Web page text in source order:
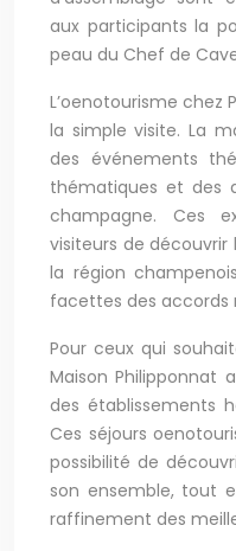
aux participants la
peau du Chef de
L’oenotourisme chez
la simple visite. La
des événements
thématiques et des
champagne. Ces
visiteurs de
la région
facettes des
Pour ceux qui
Maison Philipponnat
des établissements
Ces séjours
possibilité de
son ensemble, tout
raffinement des